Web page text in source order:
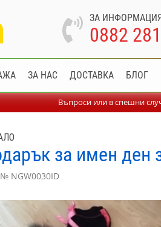
ЗА ИНФОРМАЦИЯ
0882
ЗА НАС ДОСТАВКА БЛОГ
Въпроси или в спешни
за имен ден
NGW0030ID